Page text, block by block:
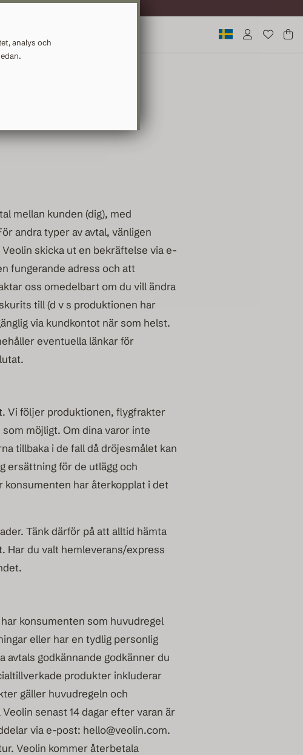
mellan kunden (dig), med
andra typer av avtal, vänligen
skicka ut en bekräftelse via e-
fungerande adress och att
oss omedelbart om du vill ändra
till (d v s produktionen har
via kundkontot när som helst.
eventuella länkar för
Vi följer produktionen, flygfrakter
möjligt. Om dina varor inte
tillbaka i de fall då dröjesmålet kan
ersättning för de utlägg och
konsumenten har återkopplat i det
Tänk därför på att alltid hämta
Har du valt hemleverans/express
konsumenten som huvudregel
eller har en tydlig personlig
godkännande godkänner du
produkter inkluderar
gäller huvudregeln och
senast 14 dagar efter varan är
via e-post: hello@veolin.com.
Veolin kommer återbetala
analys och